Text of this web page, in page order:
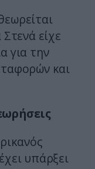
είχε
για την
και
υπάρξει